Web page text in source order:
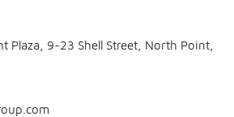
Plaza, 9-23 Shell Street, North Point,